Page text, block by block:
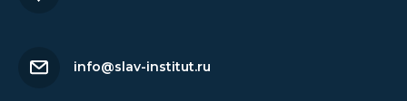
info@slav-institut.ru